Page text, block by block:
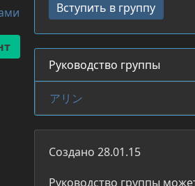
Руководство группы
アリン
Создано 28.01.15
Руководство группы